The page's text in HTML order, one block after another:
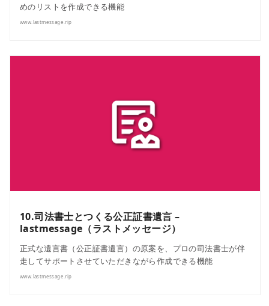
めのリストを作成できる機能
www.lastmessage.rip
10.司法書士とつくる公正証書遺言 –
lastmessage（ラストメッセージ）
正式な遺言書（公正証書遺言）の原案を、プロの司法書士が伴
走してサポートさせていただきながら作成できる機能
www.lastmessage.rip